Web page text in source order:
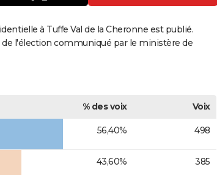
à Tuffe Val de la Cheronne est publié.
de l'élection communiqué par le ministère de
% des voix
Voix
56,40% 498
43,60% 385